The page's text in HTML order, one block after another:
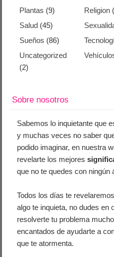
Plantas (9) Religion
Salud (45)
Sueños (86)
Uncategorized
(2)
Sobre nosotros
Sabemos lo inquietante que
y muchas veces no saber
podido imaginar, en nuestra
revelarte los mejores
que no te quedes con ningún
Todos los días te
algo te inquieta, no dudes en
resolverte tu problema
encantados de ayudarte a
que te atormenta.